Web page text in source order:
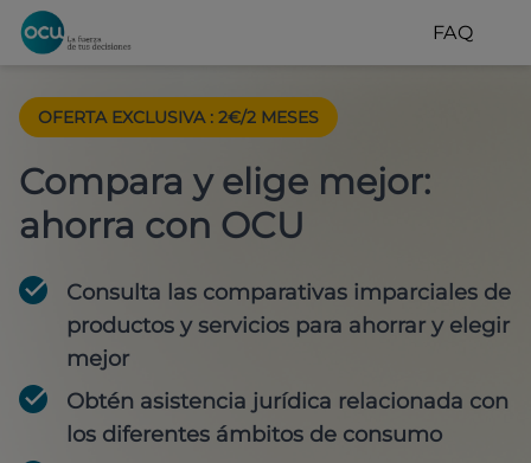
FAQ
OFERTA EXCLUSIVA : 2€/2 MESES
Compara y elige mejor:
ahorra con OCU
Consulta las comparativas imparciales de
productos y servicios para ahorrar y elegir
mejor
Obtén asistencia jurídica relacionada con
los diferentes ámbitos de consumo